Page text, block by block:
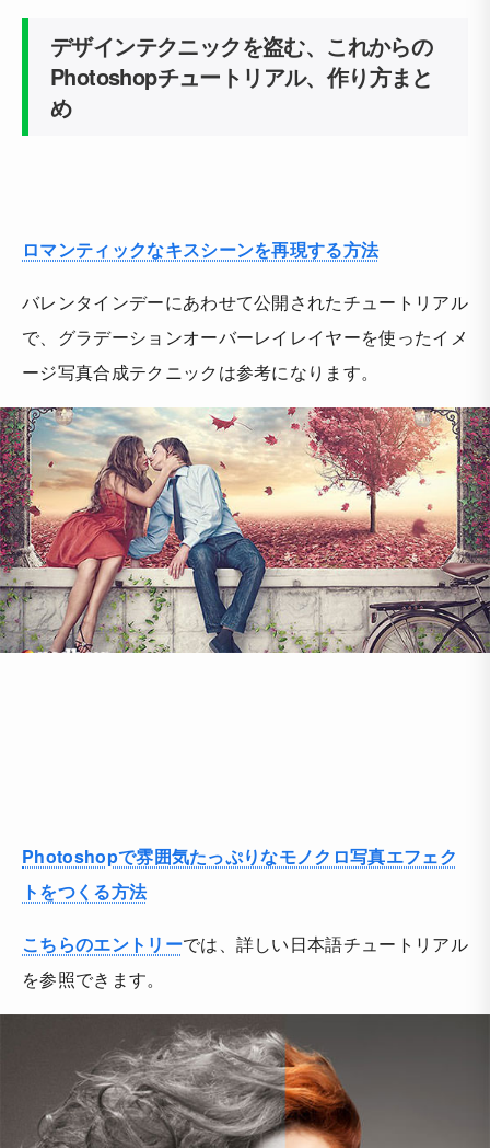
デザインテクニックを盗む、これからの
Photoshopチュートリアル、作り方まと
め
ロマンティックなキスシーンを再現する方法
バレンタインデーにあわせて公開されたチュートリアル
で、グラデーションオーバーレイレイヤーを使ったイメ
ージ写真合成テクニックは参考になります。
Photoshopで雰囲気たっぷりなモノクロ写真エフェク
トをつくる方法
こちらのエントリーでは、詳しい日本語チュートリアル
を参照できます。